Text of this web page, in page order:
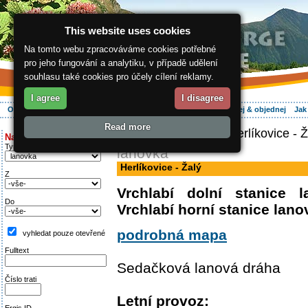
O regionu Aktivně Ubytování Hledej & objednej
Najděte si:
Typ trati
Z
Do
vyhledat pouze otevřené
Fulltext
Číslo trati
ergis.cz > Herlíkovice -
lanovka
Herlíkovice - Žalý
Vrchlabí dolní stanice
Vrchlabí horní stanice
podrobná mapa
Sedačková lanová dráha
Letní provoz:
This website uses cookies
Na tomto webu zpracováváme cookies potřebné
pro jeho fungování a analytiku, v případě udělení
souhlasu také cookies pro účely cílení reklamy.
I agree I disagree
Read more